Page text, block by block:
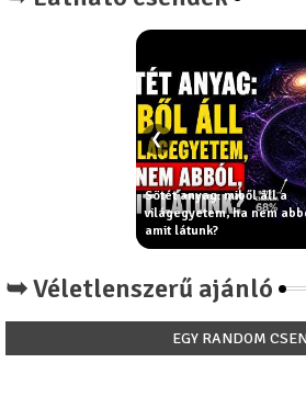
Sötét anyag: miből áll a
világegyetem, ha nem
amit látunk?
❮
➥ Véletlenszerű ajánló
EGY RANDOM